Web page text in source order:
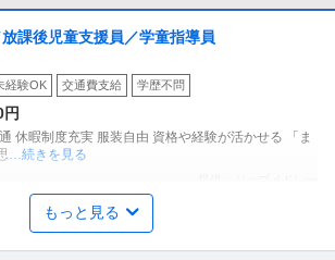
課後児童支援員／学童指導員
経験OK 交通費支給 学歴不問
休暇制度充実 服装自由 資格や経験が活かせる 「ま
…続きを見る
施設長候補（放課後児童支援員／学童指導
・ナーサリー
もっと見る